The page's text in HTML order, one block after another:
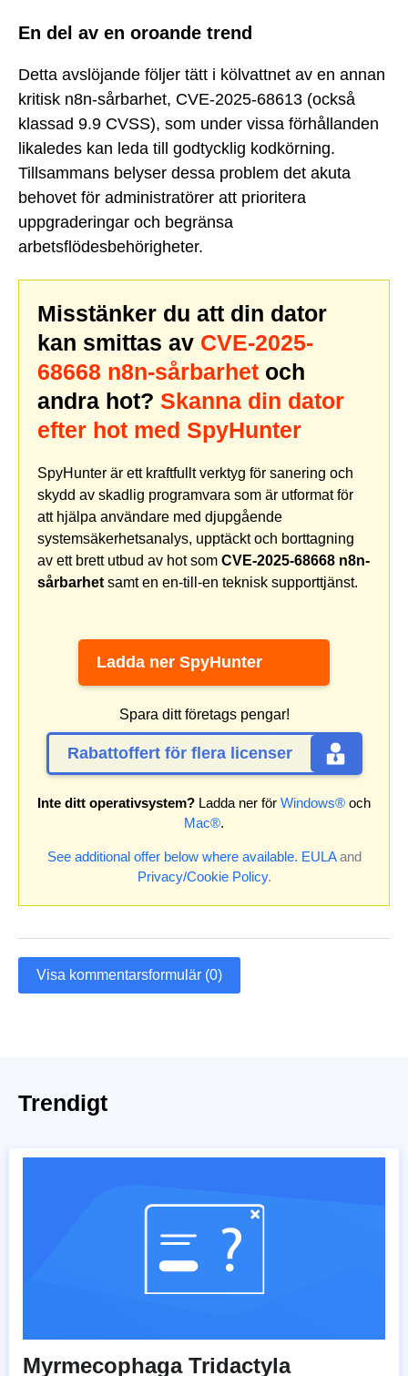
En del av en oroande trend
Detta avslöjande följer tätt i kölvattnet av en annan
kritisk n8n-sårbarhet, CVE-2025-68613 (också
klassad 9.9 CVSS), som under vissa förhållanden
likaledes kan leda till godtycklig kodkörning.
Tillsammans belyser dessa problem det akuta
behovet för administratörer att prioritera
uppgraderingar och begränsa
arbetsflödesbehörigheter.
Misstänker du att din dator
kan smittas av CVE-2025-
68668 n8n-sårbarhet och
andra hot? Skanna din dator
efter hot med SpyHunter
SpyHunter är ett kraftfullt verktyg för sanering och
skydd av skadlig programvara som är utformat för
att hjälpa användare med djupgående
systemsäkerhetsanalys, upptäckt och borttagning
av ett brett utbud av hot som CVE-2025-68668 n8n-
sårbarhet samt en en-till-en teknisk supporttjänst.
Ladda ner SpyHunter
Spara ditt företags pengar!
Rabattoffert för flera licenser
Inte ditt operativsystem? Ladda ner för Windows® och
Mac®.
See additional offer below where available. EULAand
Privacy/Cookie Policy.
Visa kommentarsformulär (0)
Trendigt
Myrmecophaga Tridactyla